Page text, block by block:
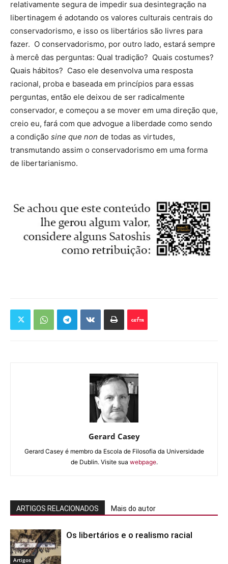
relativamente segura de impedir sua desintegração na
libertinagem é adotando os valores culturais centrais do
conservadorismo, e isso os libertários são livres para
fazer. O conservadorismo, por outro lado, estará sempre
à mercê das perguntas: Qual tradição? Quais costumes?
Quais hábitos? Caso ele desenvolva uma resposta
racional, proba e baseada em princípios para essas
perguntas, então ele deixou de ser radicalmente
conservador, e começou a se mover em uma direção que,
creio eu, fará com que advogue a liberdade como sendo
a condição sine que non de todas as virtudes,
transmutando assim o conservadorismo em uma forma
de libertarianismo.
Gerard Casey
Gerard Casey é membro da Escola de Filosofia da Universidade
de Dublin. Visite sua webpage.
ARTIGOS RELACIONADOS Mais do autor
Artigos
Os libertários e o realismo racial